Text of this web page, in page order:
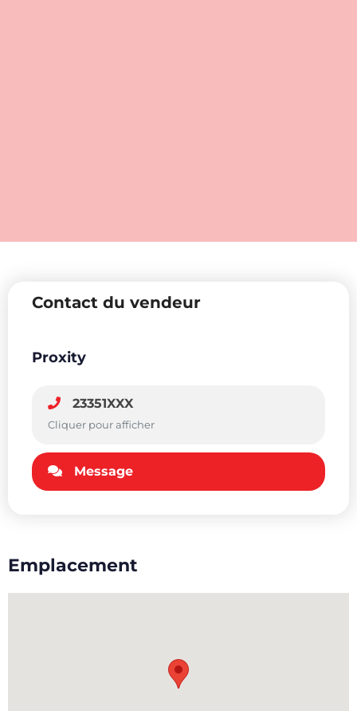
Contact du vendeur
Proxity
23351XXX
Cliquer pour afficher
Message
Emplacement